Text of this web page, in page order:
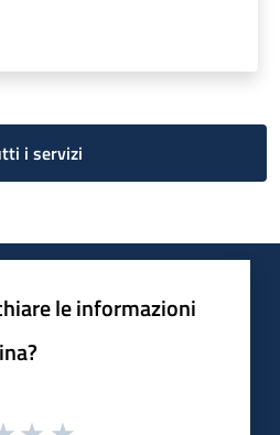
i servizi
le informazioni